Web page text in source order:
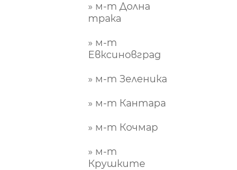
» м-т Долна
трака
» м-т
Евксиновград
» м-т Зеленика
» м-т Кантара
» м-т Кочмар
» м-т
Крушките